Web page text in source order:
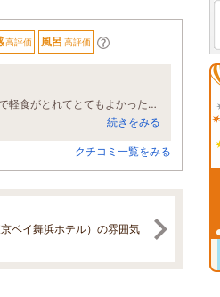
高評価 風呂 高評価
早朝から車を駐車でき、ディズニーに行くことができました。帰ってきてからもラウンジで軽食がとれてとてもよかったです。朝食も美味しかったです。
続きをみる
クチコミ一覧をみる
ベイ舞浜ホテル）の雰囲気